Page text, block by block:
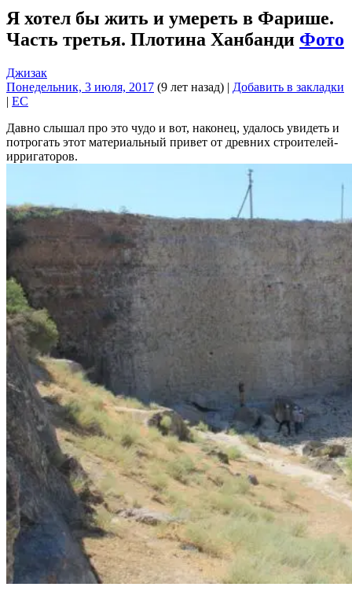
Я хотел бы жить и умереть в Фарише.
Часть третья. Плотина Ханбанди Фото
Джизак
Понедельник, 3 июля, 2017 (9 лет назад) | Добавить в закладки
| EC
Давно слышал про это чудо и вот, наконец, удалось увидеть и
потрогать этот материальный привет от древних строителей-
ирригаторов.